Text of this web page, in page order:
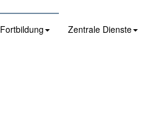
Fortbildung Zentrale Dienste